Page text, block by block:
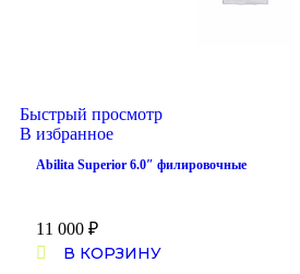
Быстрый просмотр
В избранное
Abilita Superior 6.0″ филировочные
11 000 ₽
В КОРЗИНУ